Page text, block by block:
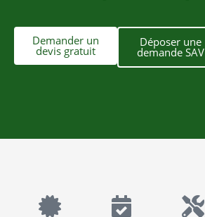
Demander un
devis gratuit
Déposer une
demande SAV